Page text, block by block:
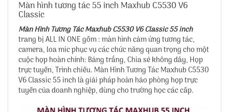
Màn hình tương tác 55 inch Maxhub C5530 V6
Classic
Màn Hình Tương Tác Maxhub C5530 V6 Classic 55 inch
trang bị ALL IN ONE gồm : màn hình cảm ứng tương tác,
camera, loa mic phục vụ các chức năng quan trọng cho một
cuộc họp hoàn chỉnh: Bảng trắng, Chia sẻ không dây, Họp
trực tuyến, Trình chiếu. Màn Hình Tương Tác Maxhub C5530
V6 Classic 55 inch là giải pháp hoàn hảo phòng họp trực
tuyến của doanh nghiệp, dùng cho trường học các cấp.